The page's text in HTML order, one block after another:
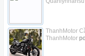
ThanhMotor
ThanhMotor